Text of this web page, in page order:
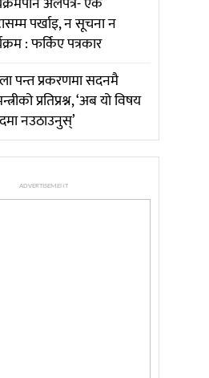
पर्खाइ, न सूचना न
: फर्किए पत्रकार
पन्त प्रकरणमा सदनमै
प्रतिप्रश्न, ‘अब यो विषय
नउठाउनुस्’
ADVERTISEMENT